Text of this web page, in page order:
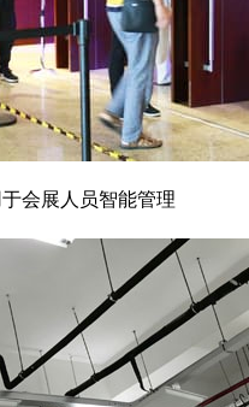
会展人员智能管理